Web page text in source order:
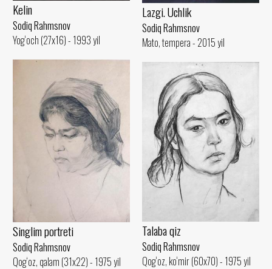
Kelin
Sodiq Rahmsnov
Yog‘och (27x16) - 1993 yil
Lazgi. Uchlik
Sodiq Rahmsnov
Mato, tempera - 2015 yil
Singlim portreti
Sodiq Rahmsnov
Qog‘oz, qalam (31x22) - 1975 yil
Talaba qiz
Sodiq Rahmsnov
Qog‘oz, ko‘mir (60x70) - 1975 yil